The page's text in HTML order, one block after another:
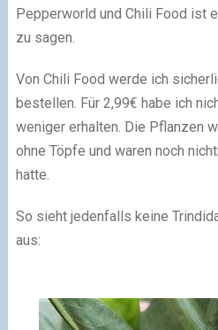
Pepperworld und Chili Food ist
zu sagen.
Von Chili Food werde ich
bestellen. Für 2,99€ habe ich
weniger erhalten. Die Pflanzen
ohne Töpfe und waren noch
hatte.
So sieht jedenfalls keine
aus: